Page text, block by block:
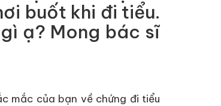
buốt khi đi tiểu.
ạ? Mong bác sĩ
mắc của bạn về chứng đi tiểu